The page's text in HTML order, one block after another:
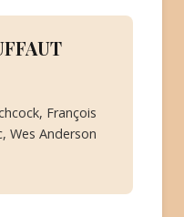
François
Wes Anderson